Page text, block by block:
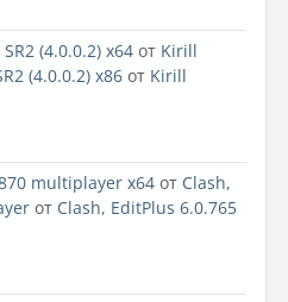
(4.0.0.2) x64 от Kirill
(4.0.0.2) x86 от Kirill
multiplayer x64 от Clash,
от Clash, EditPlus 6.0.765